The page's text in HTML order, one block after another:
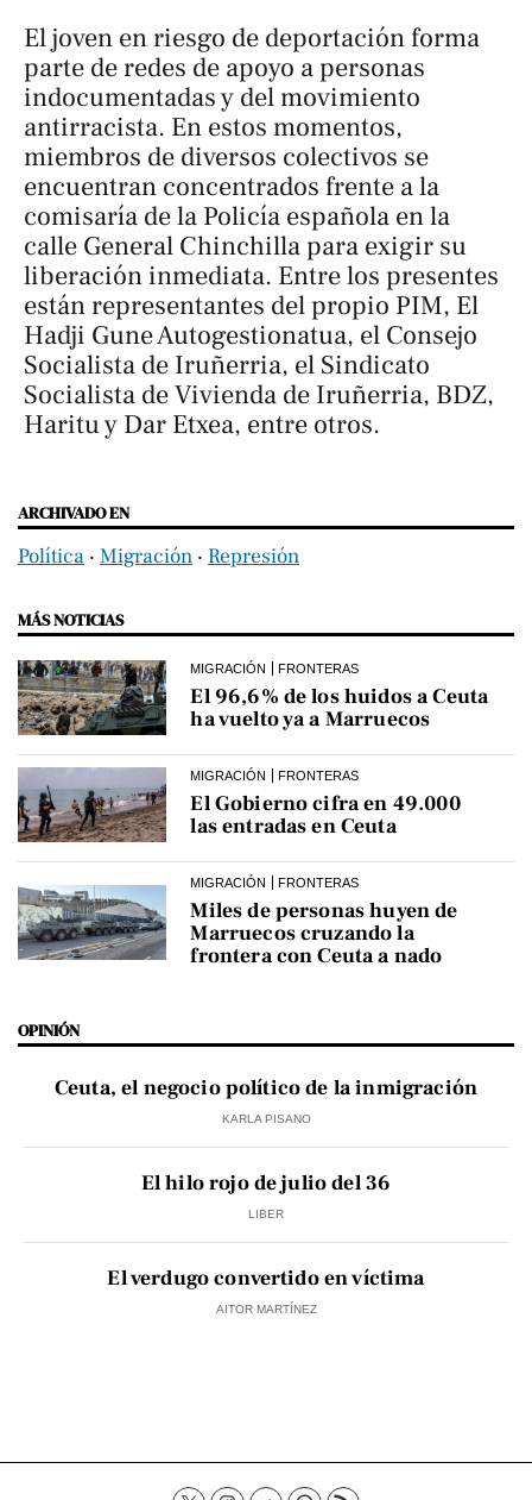
El joven en riesgo de deportación forma
parte de redes de apoyo a personas
indocumentadas y del movimiento
antirracista. En estos momentos,
miembros de diversos colectivos se
encuentran concentrados frente a la
comisaría de la Policía española en la
calle General Chinchilla para exigir su
liberación inmediata. Entre los presentes
están representantes del propio PIM, El
Hadji Gune Autogestionatua, el Consejo
Socialista de Iruñerria, el Sindicato
Socialista de Vivienda de Iruñerria, BDZ,
Haritu y Dar Etxea, entre otros.
ARCHIVADO EN
Política ‧ Migración ‧ Represión
MÁS NOTICIAS
MIGRACIÓN FRONTERAS
El 96,6% de los huidos a Ceuta
ha vuelto ya a Marruecos
MIGRACIÓN FRONTERAS
El Gobierno cifra en 49.000
las entradas en Ceuta
MIGRACIÓN FRONTERAS
Miles de personas huyen de
Marruecos cruzando la
frontera con Ceuta a nado
OPINIÓN
Ceuta, el negocio político de la inmigración
KARLA PISANO
El hilo rojo de julio del 36
LIBER
El verdugo convertido en víctima
AITOR MARTÍNEZ